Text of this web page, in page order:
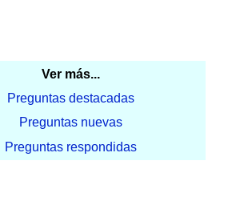
Ver más...
Preguntas destacadas
Preguntas nuevas
Preguntas respondidas